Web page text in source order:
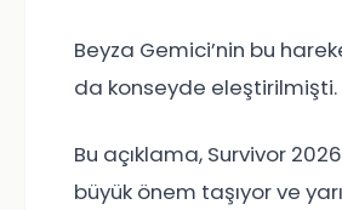
Beyza Gemici’nin bu
da konseyde eleştirilmişti.
Bu açıklama, Survivor
büyük önem taşıyor ve